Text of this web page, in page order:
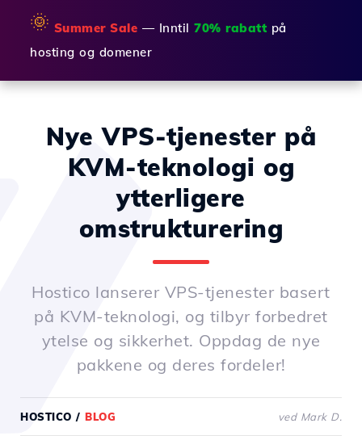
🌞 Summer Sale — Inntil 70% rabatt på
hosting og domener
Nye VPS-tjenester på
KVM-teknologi og
ytterligere
omstrukturering
Hostico lanserer VPS-tjenester basert
på KVM-teknologi, og tilbyr forbedret
ytelse og sikkerhet. Oppdag de nye
pakkene og deres fordeler!
HOSTICO / BLOG ved Mark D.